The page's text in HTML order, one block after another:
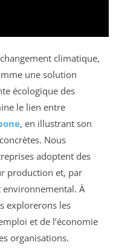
climatique,
une solution
écologique des
le lien entre
, en illustrant son
Nous
adoptent des
production et, par
À
explorerons les
et de l’économie
organisations.